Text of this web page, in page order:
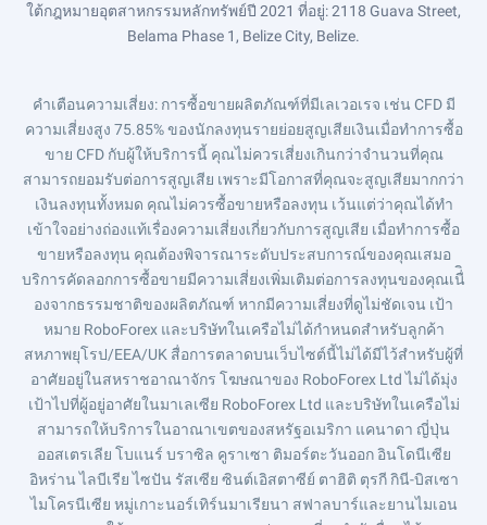
ใต้กฎหมายอุตสาหกรรมหลักทรัพย์ปี 2021 ที่อยู่: 2118 Guava Street,
Belama Phase 1, Belize City, Belize.
คำเตือนความเสี่ยง: การซื้อขายผลิตภัณฑ์ที่มีเลเวอเรจ เช่น CFD มี
ความเสี่ยงสูง 75.85% ของนักลงทุนรายย่อยสูญเสียเงินเมื่อทำการซื้อ
ขาย CFD กับผู้ให้บริการนี้ คุณไม่ควรเสี่ยงเกินกว่าจำนวนที่คุณ
สามารถยอมรับต่อการสูญเสีย เพราะมีโอกาสที่คุณจะสูญเสียมากกว่า
เงินลงทุนทั้งหมด คุณไม่ควรซื้อขายหรือลงทุน เว้นแต่ว่าคุณได้ทำ
เข้าใจอย่างถ่องแท้เรื่องความเสี่ยงเกี่ยวกับการสูญเสีย เมื่อทำการซื้อ
ขายหรือลงทุน คุณต้องพิจารณาระดับประสบการณ์ของคุณเสมอ
บริการคัดลอกการซื้อขายมีความเสี่ยงเพิ่มเติมต่อการลงทุนของคุณเนื่ิ
องจากธรรมชาติของผลิตภัณฑ์ หากมีความเสี่ยงที่ดูไม่ชัดเจน เป้า
หมาย RoboForex และบริษัทในเครือไม่ได้กำหนดสำหรับลูกค้า
สหภาพยุโรป/EEA/UK สื่อการตลาดบนเว็บไซต์นี้ไม่ได้มีไว้สำหรับผู้ที่
อาศัยอยู่ในสหราชอาณาจักร โฆษณาของ RoboForex Ltd ไม่ได้มุ่ง
เป้าไปที่ผู้อยู่อาศัยในมาเลเซีย RoboForex Ltd และบริษัทในเครือไม่
สามารถให้บริการในอาณาเขตของสหรัฐอเมริกา แคนาดา ญี่ปุ่น
ออสเตรเลีย โบแนร์ บราซิล คูราเซา ติมอร์ตะวันออก อินโดนีเซีย
อิหร่าน ไลบีเรีย ไซปัน รัสเซีย ซินต์เอิสตาซีย์ ตาฮิติ ตุรกี กินี-บิสเซา
ไมโครนีเซีย หมู่เกาะนอร์เทิร์นมาเรียนา สฟาลบาร์และยานไมเอน